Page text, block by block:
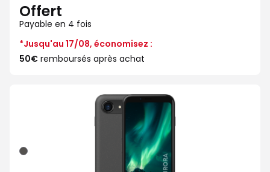
Offert
Payable en 4 fois
*Jusqu'au 17/08, économisez :
50€ remboursés après achat
Graphite